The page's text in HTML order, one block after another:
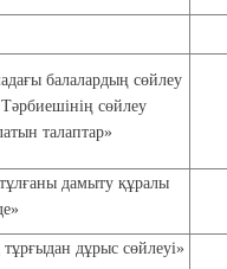
балалардың сөйлеу
сөйлеу
талаптар»
дамыту құралы
дұрыс сөйлеуі»